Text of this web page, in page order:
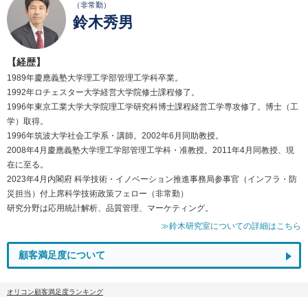
（非常勤）
鈴木秀男
【経歴】
1989年慶應義塾大学理工学部管理工学科卒業。
1992年ロチェスター大学経営大学院修士課程修了。
1996年東京工業大学大学院理工学研究科博士課程経営工学専攻修了。博士（工
学）取得。
1996年筑波大学社会工学系・講師。2002年6月同助教授。
2008年4月慶應義塾大学理工学部管理工学科・准教授。2011年4月同教授、現
在に至る。
2023年4月内閣府 科学技術・イノベーション推進事務局参事官（インフラ・防
災担当）付上席科学技術政策フェロー（非常勤）
研究分野は応用統計解析、品質管理、マーケティング。
≫鈴木研究室についての詳細はこちら
顧客満足度について
オリコン顧客満足度ランキング